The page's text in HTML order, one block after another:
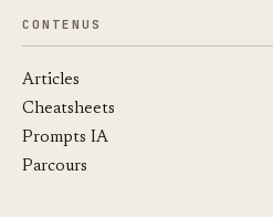
CONTENUS
Articles
Cheatsheets
Prompts IA
Parcours